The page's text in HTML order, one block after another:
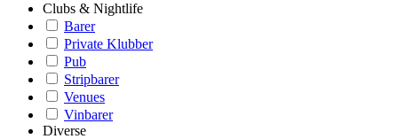
Clubs & Nightlife
Barer
Private Klubber
Pub
Stripbarer
Venues
Vinbarer
Diverse